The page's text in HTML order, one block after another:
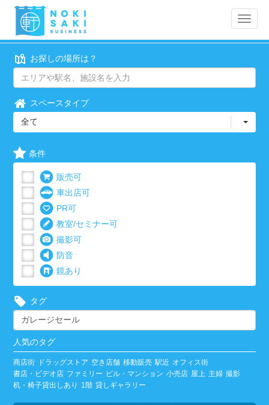
Toggle
お探しの場所は？
スペースタイプ
全て
条件
販売可
車出店可
PR可
教室/セミナー可
撮影可
防音
鏡あり
タグ
人気のタグ
商店街 ドラッグストア 空き店舗 移動販売 駅近 オフィス街
書店・ビデオ店 ファミリー ビル・マンション 小売店 屋上 主婦 撮影
机・椅子貸出しあり
1階 貸しギャラリー